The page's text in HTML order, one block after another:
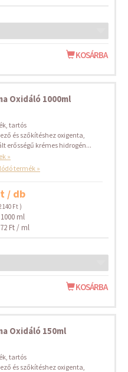
KOSÁRBA
Oxidáló 1000ml
tartós
és szőkítéshez oxigenta,
erősségű krémes hidrogén...
»
termék »
/ db
140 Ft )
ml
Ft / ml
KOSÁRBA
Oxidáló 150ml
tartós
és szőkítéshez oxigenta,